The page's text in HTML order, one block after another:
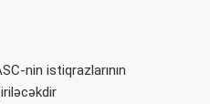
nin istiqrazlarının